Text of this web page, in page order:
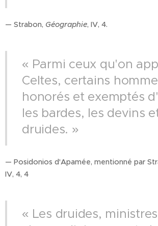
— Strabon, Géographie, IV, 4.
« Parmi ceux qu'on
Celtes, certains
honorés et exemptés
les bardes, les devins
druides. »
— Posidonios d'Apamée, mentionné par
IV, 4, 4
« Les druides,